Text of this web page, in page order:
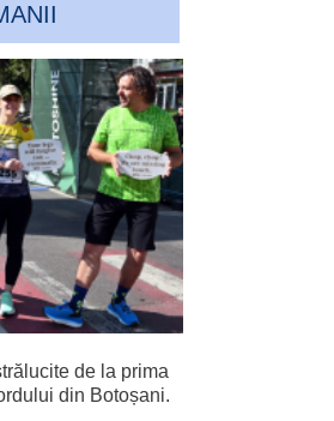
de la prima
din Botoșani.